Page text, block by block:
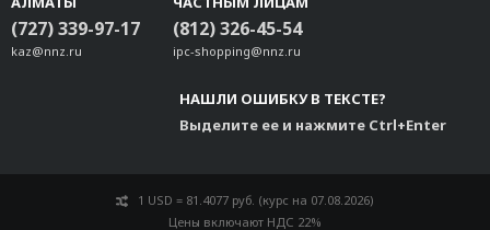
(727) 339-97-17
kaz@nnz.ru
(812) 326-45-54
ipc-shopping@nnz.ru
НАШЛИ ОШИБКУ В ТЕКСТЕ?
Выделите ее и нажмите Ctrl+Enter
1 USD = 81.4077 руб. (курс на 07.08.2026)
Цены включают НДС 22%